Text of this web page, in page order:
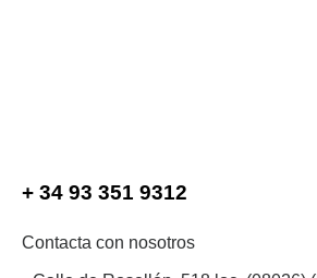
+ 34 93 351 9312
Contacta con nosotros